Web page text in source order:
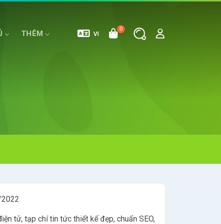
THÊM VI
0
tử, tạp chí tin tức thiết kế đẹp, chuẩn SEO,